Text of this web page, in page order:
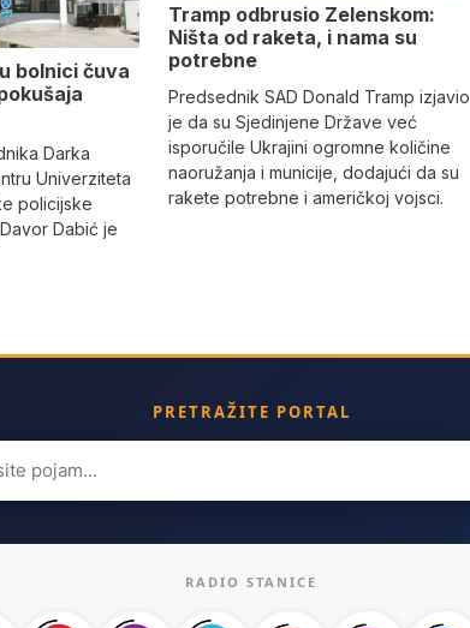
bolnici čuva
Darka
Univerziteta
policijske
Dabić je
Tramp odbrusio Zelenskom:
Ništa od raketa, i nama su
potrebne
Predsednik SAD Donald Tramp izjavio
je da su Sjedinjene Države već
isporučile Ukrajini ogromne količine
naoružanja i municije, dodajući da su
rakete potrebne i američkoj vojsci.
PRETRAŽITE PORTAL
RADIO STANICE